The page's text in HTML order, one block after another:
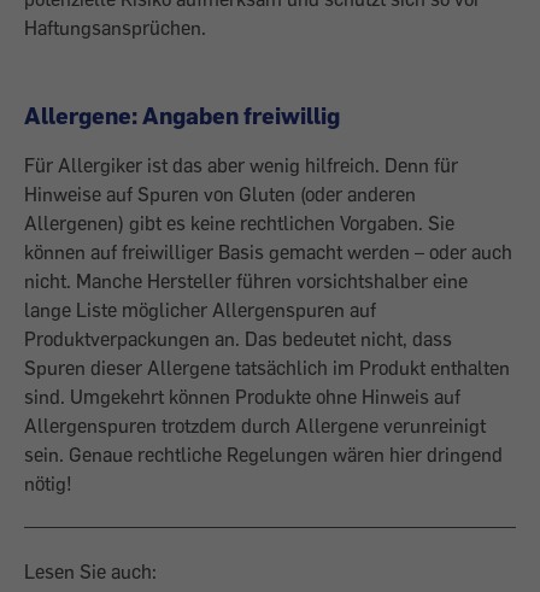
Haftungsansprüchen.
Allergene: Angaben freiwillig
Für Allergiker ist das aber wenig hilfreich. Denn für
Hinweise auf Spuren von Gluten (oder anderen
Allergenen) gibt es keine rechtlichen Vorgaben. Sie
können auf freiwilliger Basis gemacht werden – oder auch
nicht. Manche Hersteller führen vorsichtshalber eine
lange Liste möglicher Allergenspuren auf
Produktverpackungen an. Das bedeutet nicht, dass
Spuren dieser Allergene tatsächlich im Produkt enthalten
sind. Umgekehrt können Produkte ohne Hinweis auf
Allergenspuren trotzdem durch Allergene verunreinigt
sein. Genaue rechtliche Regelungen wären hier dringend
nötig!
Lesen Sie auch: